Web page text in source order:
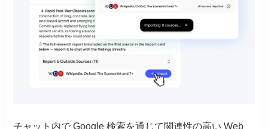
チャット内で Google 検索を通じて関連性の高い Web